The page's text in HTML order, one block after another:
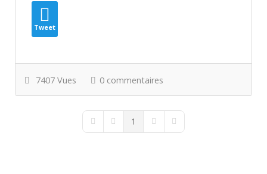
Tweet
7407 Vues 0 commentaires
First PagePrevious Page
1 Next PageLast Page